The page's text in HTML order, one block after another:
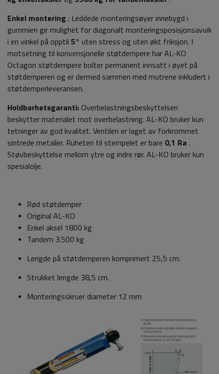
Enkel montering : Leddede monteringsøyer innebygd i
gummien gir mulighet for diagonalt monteringsposisjonsavvik
i en vinkel på opptil 5° uten stress og uten økt friksjon. I
motsetning til konvensjonelle støtdempere har AL-KO
Octagon støtdempere bolter permanent innsatt i øyet på
støtdemperen og er dermed sammen med mutrene inkludert i
støtdemperleveransen.
Holdbarhetsgaranti: Overbelastningsbeskyttelsen
beskytter materialet mot overbelastning. AL-KO bruker kun
tetninger av god kvalitet. Ventilen er laget av forkrommet
sintrede metaller. Ruheten til stempelet er bare 0,1 Ra .
Støvbeskyttelse mellom ytre og indre rør. AL-KO bruker kun
spesialolje.
Rød støtdemper
Original AL-KO
Enkel aksel 1800 kg
Tandem 3.500 kg
Lengde på støtdemperen komprimert 25,5 cm.
Strukket lengde 38,5 cm.
Monteringsskruer diameter 12 mm